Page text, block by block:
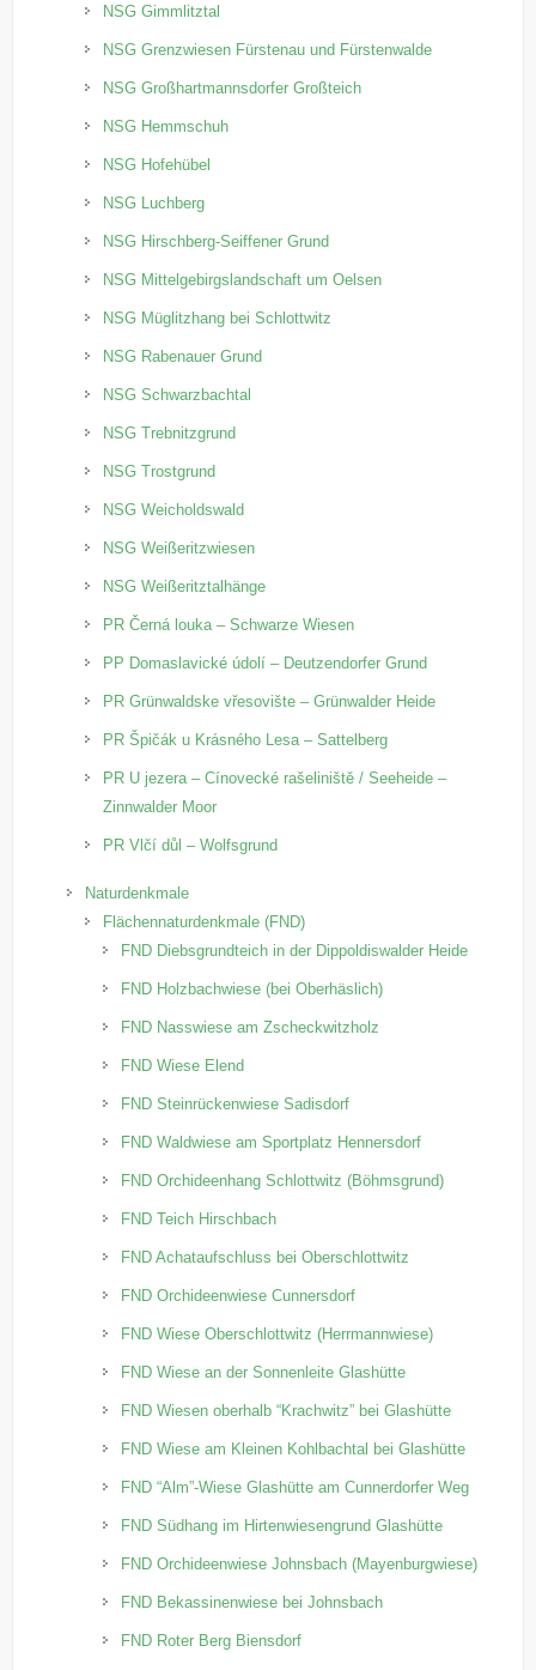
NSG Gimmlitztal
NSG Grenzwiesen Fürstenau und Fürstenwalde
NSG Großhartmannsdorfer Großteich
NSG Hemmschuh
NSG Hofehübel
NSG Luchberg
NSG Hirschberg-Seiffener Grund
NSG Mittelgebirgslandschaft um Oelsen
NSG Müglitzhang bei Schlottwitz
NSG Rabenauer Grund
NSG Schwarzbachtal
NSG Trebnitzgrund
NSG Trostgrund
NSG Weicholdswald
NSG Weißeritzwiesen
NSG Weißeritztalhänge
PR Černá louka – Schwarze Wiesen
PP Domaslavické údolí – Deutzendorfer Grund
PR Grünwaldske vřesovište – Grünwalder Heide
PR Špičák u Krásného Lesa – Sattelberg
PR U jezera – Cínovecké rašeliniště / Seeheide –
Zinnwalder Moor
PR Vlčí důl – Wolfsgrund
Naturdenkmale
Flächennaturdenkmale (FND)
FND Diebsgrundteich in der Dippoldiswalder Heide
FND Holzbachwiese (bei Oberhäslich)
FND Nasswiese am Zscheckwitzholz
FND Wiese Elend
FND Steinrückenwiese Sadisdorf
FND Waldwiese am Sportplatz Hennersdorf
FND Orchideenhang Schlottwitz (Böhmsgrund)
FND Teich Hirschbach
FND Achataufschluss bei Oberschlottwitz
FND Orchideenwiese Cunnersdorf
FND Wiese Oberschlottwitz (Herrmannwiese)
FND Wiese an der Sonnenleite Glashütte
FND Wiesen oberhalb “Krachwitz” bei Glashütte
FND Wiese am Kleinen Kohlbachtal bei Glashütte
FND “Alm”-Wiese Glashütte am Cunnerdorfer Weg
FND Südhang im Hirtenwiesengrund Glashütte
FND Orchideenwiese Johnsbach (Mayenburgwiese)
FND Bekassinenwiese bei Johnsbach
FND Roter Berg Biensdorf